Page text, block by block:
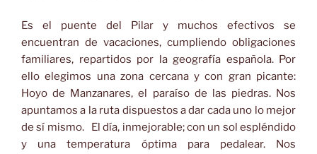
Es el puente del Pilar y muchos efectivos se
encuentran de vacaciones, cumpliendo obligaciones
familiares, repartidos por la geografía española. Por
ello elegimos una zona cercana y con gran picante:
Hoyo de Manzanares, el paraíso de las piedras. Nos
apuntamos a la ruta dispuestos a dar cada uno lo mejor
de sí mismo. El día, inmejorable; con un sol espléndido
y una temperatura óptima para pedalear. Nos